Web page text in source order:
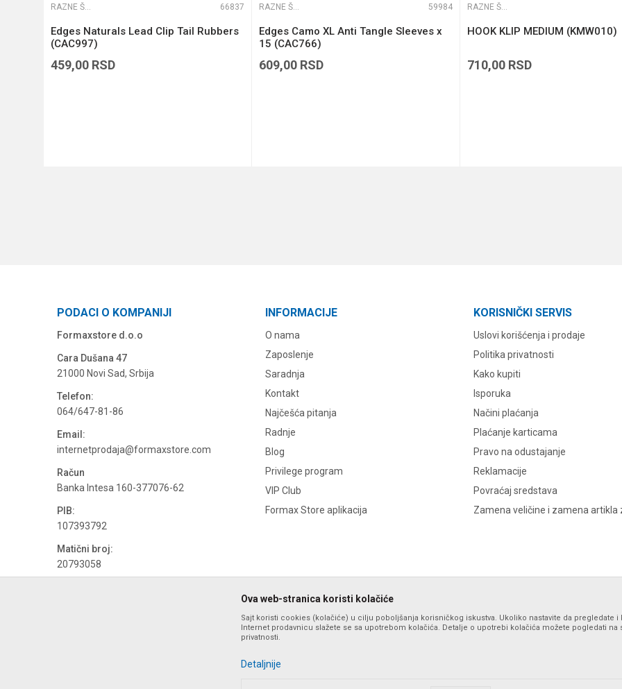
RAZNE ŠARANSKE SITNICE 66837
Edges Naturals Lead Clip Tail Rubbers
(CAC997)
459,00 RSD
RAZNE ŠARANSKE SITNICE 59984
Edges Camo XL Anti Tangle Sleeves x
15 (CAC766)
609,00 RSD
RAZNE ŠARANSKE SITNICE
HOOK KLIP MEDIUM (KMW010)
710,00 RSD
PODACI O KOMPANIJI
Formaxstore d.o.o
Cara Dušana 47
21000 Novi Sad, Srbija
Telefon:
064/647-81-86
Email:
internetprodaja@formaxstore.com
Račun
Banka Intesa 160-377076-62
PIB:
107393792
Matični broj:
20793058
INFORMACIJE
O nama
Zaposlenje
Saradnja
Kontakt
Najčešća pitanja
Radnje
Blog
Privilege program
VIP Club
Formax Store aplikacija
KORISNIČKI SERVIS
Uslovi korišćenja i prodaje
Politika privatnosti
Kako kupiti
Isporuka
Načini plaćanja
Plaćanje karticama
Pravo na odustajanje
Reklamacije
Povraćaj sredstava
Zamena veličine i zamena artikla
Ova web-stranica koristi kolačiće
Sajt koristi cookies (kolačiće) u cilju poboljšanja korisničkog iskustva. Ukoliko nastavite da pregledate i
Internet prodavnicu slažete se sa upotrebom kolačića. Detalje o upotrebi kolačića možete pogledati na
privatnosti.
Detaljnije